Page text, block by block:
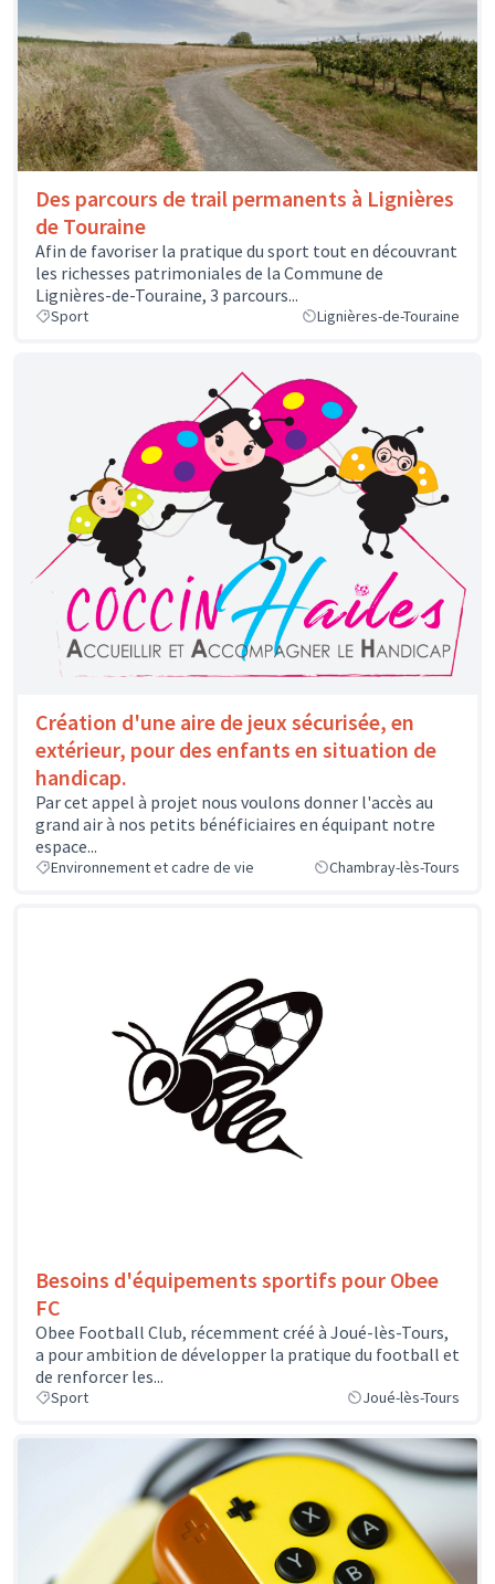
Des parcours de trail permanents à Lignières
de Touraine
Afin de favoriser la pratique du sport tout en découvrant
les richesses patrimoniales de la Commune de
Lignières-de-Touraine, 3 parcours...
Sport Lignières-de-Touraine
Création d'une aire de jeux sécurisée, en
extérieur, pour des enfants en situation de
handicap.
Par cet appel à projet nous voulons donner l'accès au
grand air à nos petits bénéficiaires en équipant notre
espace...
Environnement et cadre de vie Chambray-lès-Tours
Besoins d'équipements sportifs pour Obee
FC
Obee Football Club, récemment créé à Joué-lès-Tours,
a pour ambition de développer la pratique du football et
de renforcer les...
Sport Joué-lès-Tours